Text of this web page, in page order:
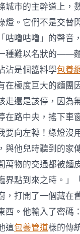
城市的主幹道上，
燈。它們不是交替
咕嚕咕嚕」的聲音
種難以名狀的——
沾是個醬料學包養
在極度巨大的麵團
走還是該停，因為
在路中央，搖下車
要向左轉！綠燈沒
與他兒時聽到的
萬物的交通都被麵
界點到來之時。」
，打開了一個藏在
西。他輸入了密碼
這包養管道樣的傳